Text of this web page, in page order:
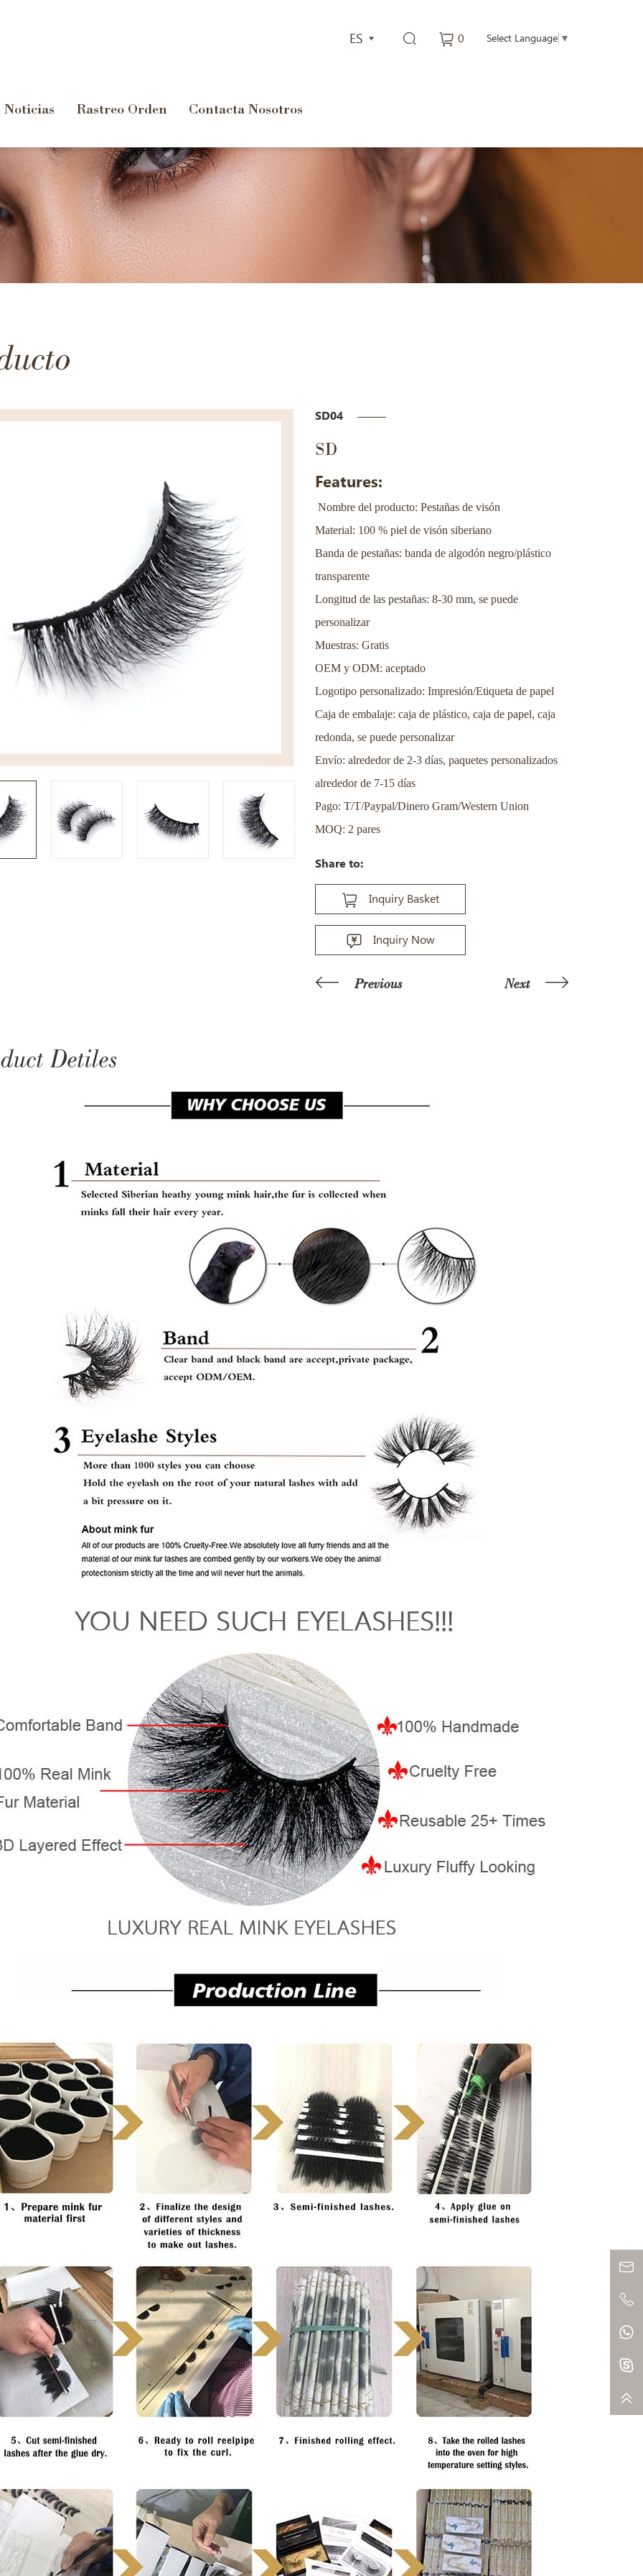
Select Language ▼
0
ES
Noticias Rastreo Orden Contacta Nosotros
SD04
SD
Features:
Nombre del producto: Pestañas de visón
Material: 100 % piel de visón siberiano
Banda de pestañas: banda de algodón negro/plástico
transparente
Longitud de las pestañas: 8-30 mm, se puede
personalizar
Muestras: Gratis
OEM y ODM: aceptado
Logotipo personalizado: Impresión/Etiqueta de papel
Caja de embalaje: caja de plástico, caja de papel, caja
redonda, se puede personalizar
Envío: alrededor de 2-3 días, paquetes personalizados
alrededor de 7-15 días
Pago: T/T/Paypal/Dinero Gram/Western Union
MOQ: 2 pares
Share to:
Inquiry Basket
Inquiry Now
Previous Next
Detiles